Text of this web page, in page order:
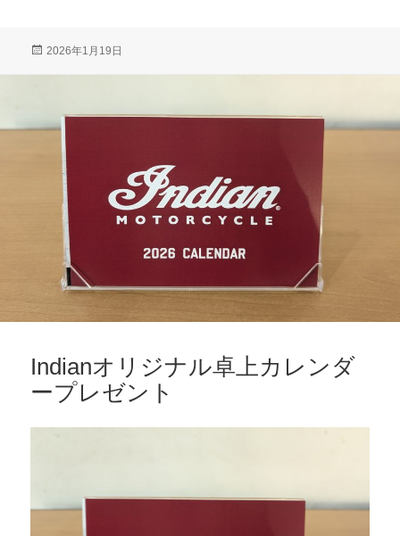
投
2026年1月19日
Indianオリジナル卓上カレンダ
ープレゼント